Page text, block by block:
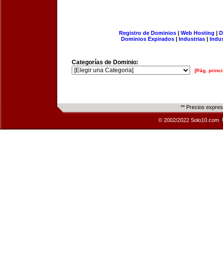
Registro de Dominios| Web Hosting |
Dominios Expirados | Industrias |
Categorías de Dominio:
[Pág.
** Precios
© 2002/2022 Solo10.com